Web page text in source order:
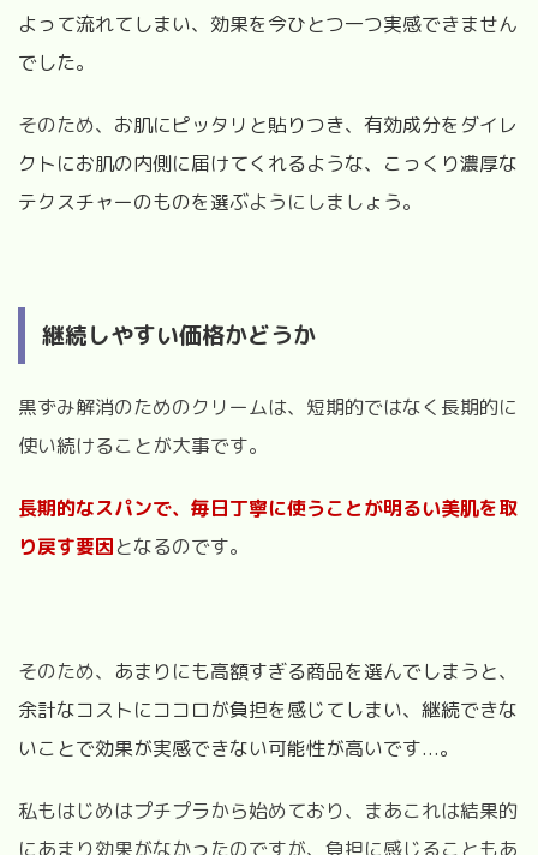
よって流れてしまい、効果を今ひとつ一つ実感できません
でした。
そのため、 お肌にピッタリと貼りつき、有効成分をダイレ
クトにお肌の内側に届けてくれるような、こっくり濃厚な
テクスチャーのものを選ぶようにしましょう。
継続しやすい価格かどうか
黒ずみ解消のためのクリームは、短期的ではなく長期的に
使い続けることが大事です。
長期的なスパンで、毎日丁寧に使うことが明るい美肌を取
り戻す要因となるのです。
そのため、 あまりにも高額すぎる商品を選んでしまうと、
余計なコストにココロが負担を感じてしまい、継続できな
いことで効果が実感できない可能性が高いです...。
私もはじめはプチプラから始めており、まあこれは結果的
にあまり効果がなかったのですが、負担に感じることもあ